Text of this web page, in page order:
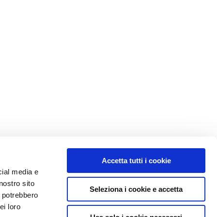
media e
sito
loro
Accetta tutti i cookie
Seleziona i cookie e accetta